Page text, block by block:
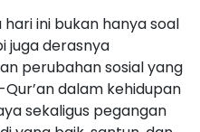
ini bukan hanya soal
juga derasnya
perubahan sosial yang
dalam kehidupan
sekaligus pegangan